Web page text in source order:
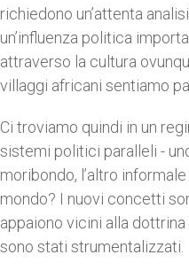
richiedono un’attenta
un’influenza politica
attraverso la cultura
villaggi africani sentiamo
Ci troviamo quindi in un
sistemi politici paralleli -
moribondo, l’altro
mondo? I nuovi concetti
appaiono vicini alla
sono stati strumentalizzati.